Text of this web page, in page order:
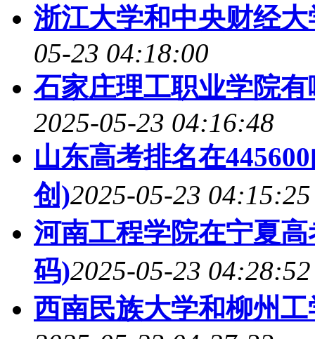
浙江大学和中央财经
05-23 04:18:00
石家庄理工职业学院
2025-05-23 04:16:48
山东高考排名在
创)2025-05-23 04:15:25
河南工程学院在宁夏
码)2025-05-23 04:28:52
西南民族大学和柳州